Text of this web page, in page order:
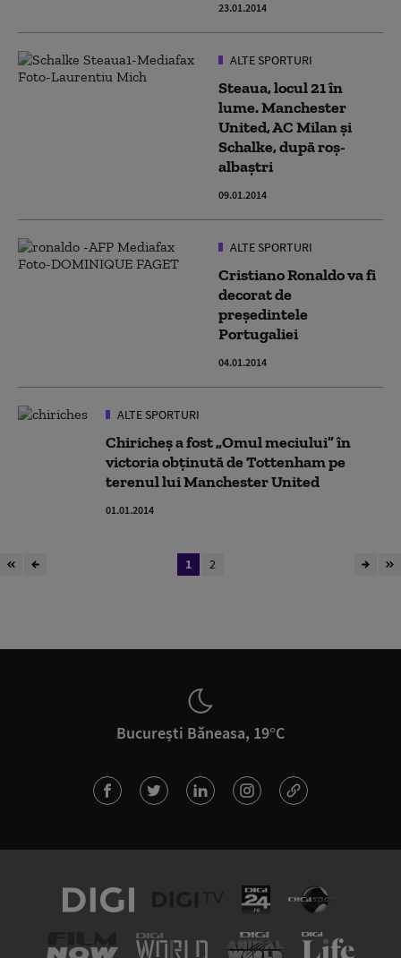
23.01.2014
ALTE SPORTURI
Steaua, locul 21 în
lume. Manchester
United, AC Milan și
Schalke, după roș-
albaștri
09.01.2014
ALTE SPORTURI
Cristiano Ronaldo va fi
decorat de
preşedintele
Portugaliei
04.01.2014
ALTE SPORTURI
Chiricheş a fost „Omul meciului” în
victoria obţinută de Tottenham pe
terenul lui Manchester United
01.01.2014
1 2
București Băneasa, 19°C